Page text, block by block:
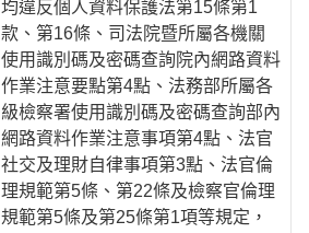
均違反個人資料保護法第15條第1
款、第16條、司法院暨所屬各機關
使用識別碼及密碼查詢院內網路資料
作業注意要點第4點、法務部所屬各
級檢察署使用識別碼及密碼查詢部內
網路資料作業注意事項第4點、法官
社交及理財自律事項第3點、法官倫
理規範第5條、第22條及檢察官倫理
規範第5條及第25條第1項等規定，